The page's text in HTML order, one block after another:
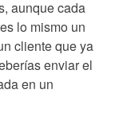
aunque cada
lo mismo un
cliente que ya
enviar el
en un